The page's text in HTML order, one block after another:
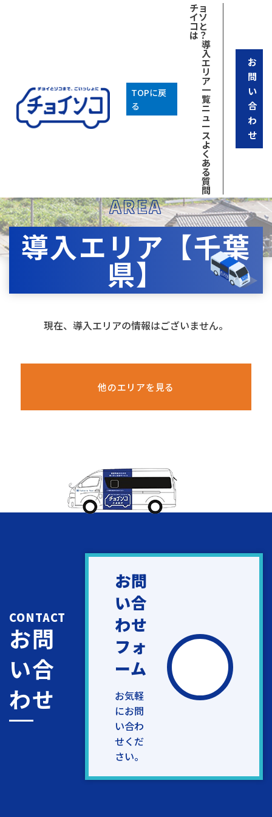
TOPに戻
る
チョ
イソ
コと
は？
導
入
エ
リ
ア
一
覧
ニ
ュ
ー
ス
よ
く
あ
る
質
問
お
問
い
合
わ
せ
AREA
導入エリア【千葉
県】
現在、導入エリアの情報はございません。
他のエリアを見る
CONTACT
お問
い合
わせ
お問
い合
わせ
フォ
ーム
お気軽
にお問
い合わ
せくだ
さい。